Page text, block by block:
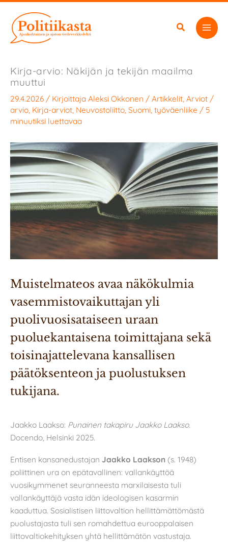
sisältöön
Kirja-arvio: Näkijän ja tekijän maailma
muuttui
29.4.2026 / Kirjoittaja Aleksi Okkonen / Artikkelit Arviot /
arvio Kirja-arviot Neuvostoliitto Suomi työväenliike / 5
minuutiksi luettavaa
Muistelmateos avaa näkökulmia
vasemmistovaikuttajan yli
puolivuosisataiseen uraan
puoluekantaisena toimittajana sekä
toisinajattelevana kansallisen
päätöksenteon ja puolustuksen
tukijana.
Jaakko Laakso: Punainen takapiru Jaakko Laakso.
Docendo, Helsinki 2025.
Entisen kansanedustajan Jaakko Laakson (s. 1948)
poliittinen ura on epätavallinen: vallankäyttöä
vuosikymmenet seuranneesta marxilaisesta tuli
vallankäyttäjä vasta idän ideologisen kasarmin
kaaduttua. Sosialistisen liittovaltion hellittämättömästä
puolustajasta tuli sen romahdettua eurooppalaisen
liittovaltiokehityksen yhtä hellittämätön vastustaja.